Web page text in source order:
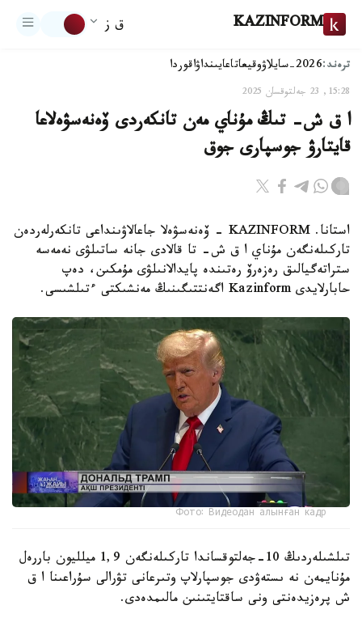
KAZINFORM ق ز
ترەند:2026-سايلاۋ وقيعاتاعايىنداۋاقوردا
15:28, 23 جەلتوقسان 2025
ا ق ش- تىڭ مۇناي مەن تانكەردى ۆەنەسۋەلاعا
قايتارۋ جوسپارى جوق
استانا. KAZINFORM - ۆەنەسۋەلا جاعالاۋىنداعى تانكەرلەردەن
تاركىلەنگەن مۇناي ا ق ش- تا قالادى جانە ساتىلۋى نەمەسە
ستراتەگيالىق رەزەرۆ رەتىندە پايدالانىلۋى مۇمكىن، دەپ
حابارلايدى Kazinform اگەنتتىگىنىڭ مەنشىكتى ءتىلشىسى.
Фото: Видеодан алынған кадр
تىلشىلەردىڭ 10-جەلتوقساندا تاركىلەنگەن 1,9 ميلليون باررەل
مۇنايمەن نە ىستەۋدى جوسپارلاپ وتىرعانى تۋرالى سۇراعىنا ا ق
ش پرەزيدەنتى ونى ساقتايتىنىن مالىمدەدى.